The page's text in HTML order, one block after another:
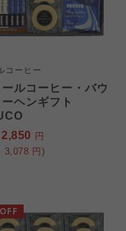
コーヒー
ールコーヒー・バウ
ヘンギフト
2,850 円
3,078 円)
生協
生協